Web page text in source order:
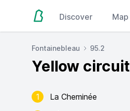
Discover Map
Fontainebleau 95.2
Yellow circuit
1 La Cheminée